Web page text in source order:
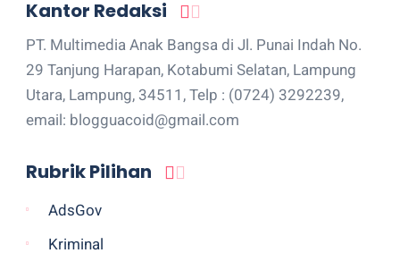
Kantor Redaksi
PT. Multimedia Anak Bangsa di Jl. Punai Indah No.
29 Tanjung Harapan, Kotabumi Selatan, Lampung
Utara, Lampung, 34511, Telp : (0724) 3292239,
email: blogguacoid@gmail.com
Rubrik Pilihan
AdsGov
Kriminal